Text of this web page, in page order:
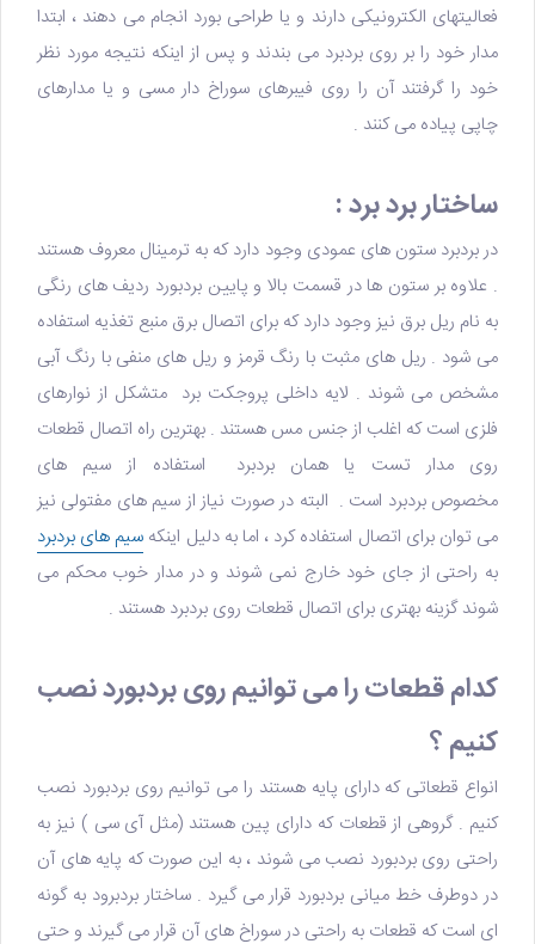
فعالیتهای الکترونیکی دارند و یا طراحی بورد انجام می دهند ، ابتدا
مدار خود را بر روی بردبرد می بندند و پس از اینکه نتیجه مورد نظر
خود را گرفتند آن را روی فیبرهای سوراخ دار مسی و یا مدارهای
چاپی پیاده می کنند .
ساختار برد برد :
در بردبرد ستون های عمودی وجود دارد که به ترمینال معروف هستند
. علاوه بر ستون ها در قسمت بالا و پایین بردبورد ردیف های رنگی
به نام ریل برق نیز وجود دارد که برای اتصال برق منبع تغذیه استفاده
می شود . ریل های مثبت با رنگ قرمز و ریل های منفی با رنگ آبی
مشخص می شوند . لایه داخلی پروجکت برد متشکل از نوارهای
فلزی است که اغلب از جنس مس هستند . بهترین راه اتصال قطعات
رویمدار تست یا همان بردبرد استفاده از سیم های
مخصوص بردبرد است . البته در صورت نیاز از سیم های مفتولی نیز
می توان برای اتصال استفاده کرد ، اما به دلیل اینکه سیم های بردبرد
به راحتی از جای خود خارج نمی شوند و در مدار خوب محکم می
شوند گزینه بهتری برای اتصال قطعات روی بردبرد هستند .
کدام قطعات را می توانیم روی بردبورد نصب
کنیم ؟
انواع قطعاتی که دارای پایه هستند را می توانیم روی بردبورد نصب
کنیم . گروهی از قطعات که دارای پین هستند (مثل آی سی ) نیز به
راحتی روی بردبورد نصب می شوند ، به این صورت که پایه های آن
در دوطرف خط میانی بردبورد قرار می گیرد . ساختار بردبرود به گونه
ای است که قطعات به راحتی در سوراخ های آن قرار می گیرند و حتی